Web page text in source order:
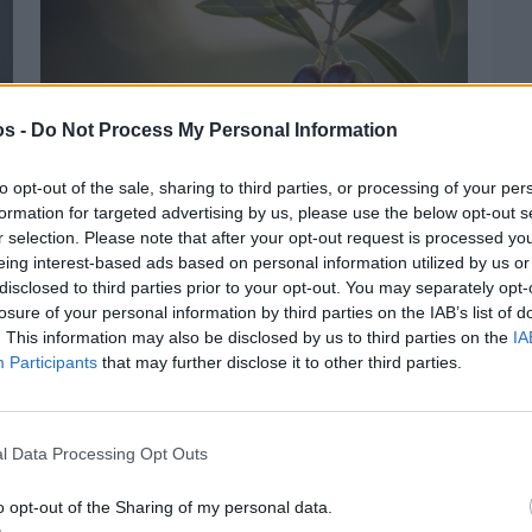
- Do Not Process My Personal Information
opt-out of the sale, sharing to third parties, or processing of your
for targeted advertising by us, please use the below opt-out
selection. Please note that after your opt-out request is processed
interest-based ads based on personal information utilized by us
to third parties prior to your opt-out. You may separately
of your personal information by third parties on the IAB’s list of
This information may also be disclosed by us to third parties on the
Participants that may further disclose it to other third parties.
Data Processing Opt Outs
opt-out of the Sharing of my personal data.
Πριν 5 ημέρες
Ελαιοκομικό Μητρώο: Ξεκινά η
προετοιμασία των ελαιοπαραγωγών στη
Χίο